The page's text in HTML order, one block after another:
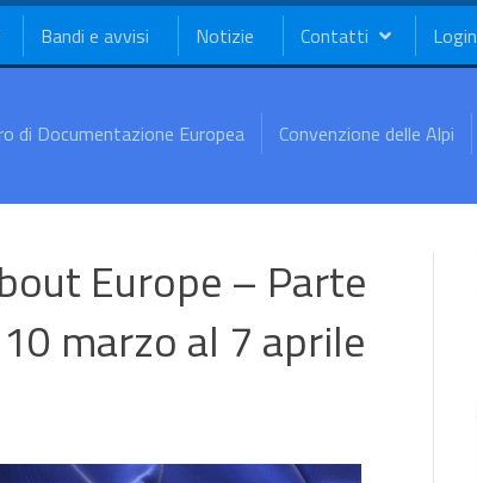
Bandi e avvisi Notizie Contatti Login
di Documentazione Europea Convenzione delle Alpi
Europe – Parte
marzo al 7 aprile